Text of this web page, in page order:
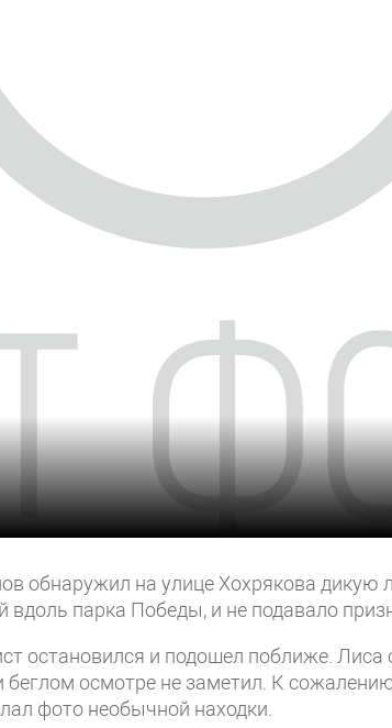
обнаружил на улице Хохрякова дикую
вдоль парка Победы, и не подавало
остановился и подошел поближе. Лиса
беглом осмотре не заметил. К
фото необычной находки.